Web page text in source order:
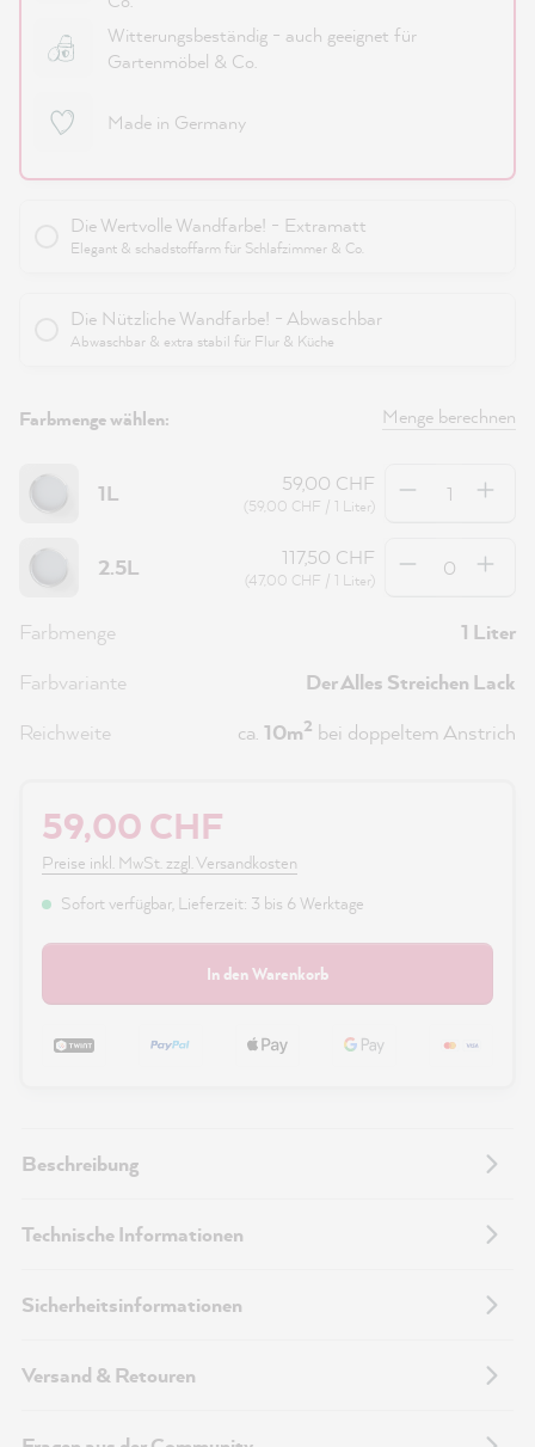
Witterungsbeständig - auch geeignet für
Gartenmöbel & Co.
Made in Germany
Die Wertvolle Wandfarbe! - Extramatt
Elegant & schadstoffarm für Schlafzimmer & Co.
Die Nützliche Wandfarbe! - Abwaschbar
Abwaschbar & extra stabil für Flur & Küche
Farbmenge wählen: Menge berechnen
1L 59,00 CHF
(59,00 CHF / 1 Liter)
2.5L 117,50 CHF
(47,00 CHF / 1 Liter)
Farbmenge
1 Liter
Farbvariante
Der Alles Streichen Lack
Reichweite
ca. 10m2 bei doppeltem Anstrich
59,00 CHF
Preise inkl. MwSt. zzgl. Versandkosten
Sofort verfügbar, Lieferzeit: 3 bis 6 Werktage
In den Warenkorb
Beschreibung
Technische Informationen
Sicherheitsinformationen
Versand & Retouren